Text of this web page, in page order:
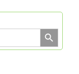
Search Button